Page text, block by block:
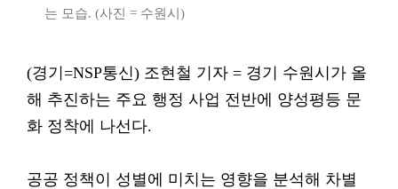
는 모습. (사진 = 수원시)
(경기=NSP통신) 조현철 기자 = 경기 수원시가 올
해 추진하는 주요 행정 사업 전반에 양성평등 문
화 정착에 나선다.
공공 정책이 성별에 미치는 영향을 분석해 차별